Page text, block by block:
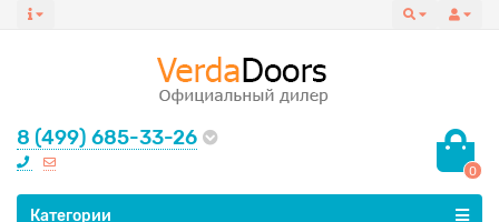
8 (499) 685-33-26
0
Все категории
Категории